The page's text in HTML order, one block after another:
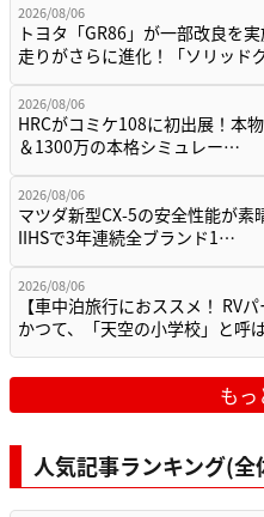
2026/08/06
トヨタ「GR86」が一部改良を
走りがさらに進化！「ソリッド
2026/08/06
HRCがコミケ108に初出展！本
＆1300万の本格シミュレー…
2026/08/06
マツダ新型CX-5の安全性能が素
IIHSで3年連続全ブランド1…
2026/08/06
【車中泊旅行におススメ！ RVパ
かつて、「天空の小学校」と呼
もっ
人気記事ランキング(全